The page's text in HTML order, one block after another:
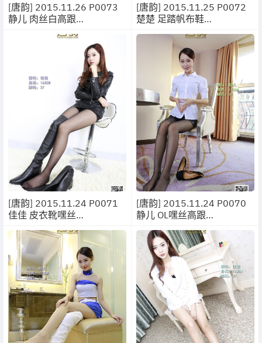
[唐韵] 2015.11.26 P0073
静儿 肉丝白高跟
[唐韵] 2015.11.25 P0072
楚楚 足踏帆布鞋
[唐韵] 2015.11.24 P0071
佳佳 皮衣靴嘿丝
[唐韵] 2015.11.24 P0070
静儿 OL嘿丝高跟